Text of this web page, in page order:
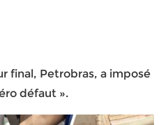
final, Petrobras, a imposé
défaut ».